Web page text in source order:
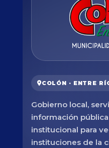
COLÓN · ENTRE
Gobierno local,
información
institucional para
instituciones de la